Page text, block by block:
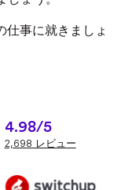
仕事に就きましょ
4.98/5
2,698 レビュー